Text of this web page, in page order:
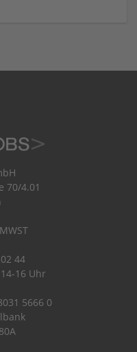
70/4.01
44
16 Uhr
5666 0